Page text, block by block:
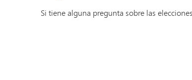
Si tiene alguna pregunta sobre las